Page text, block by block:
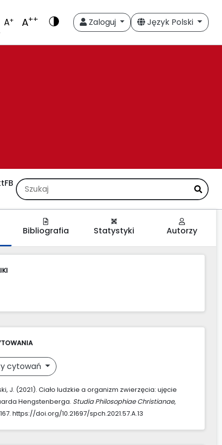
A+ A++ Zaloguj Język Polski
FB
Bibliografia Statystyki Autorzy
cytowań
J. (2021). Ciało ludzkie a organizm zwierzęcia: ujęcie
Hengstenberga. Studia Philosophiae Christianae,
https://doi.org/10.21697/spch.2021.57.A.13